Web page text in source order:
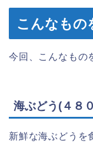
こんなもの
今回、こんなもの
海ぶどう(４８
新鮮な海ぶどうを